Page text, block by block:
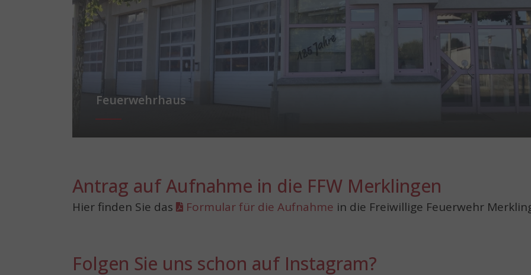
Feuerwehrhaus
Antrag auf Aufnahme in die FFW Merklingen
Hier finden Sie das Formular für die Aufnahme in die Freiwillige Feuerwehr
Folgen Sie uns schon auf Instagram?